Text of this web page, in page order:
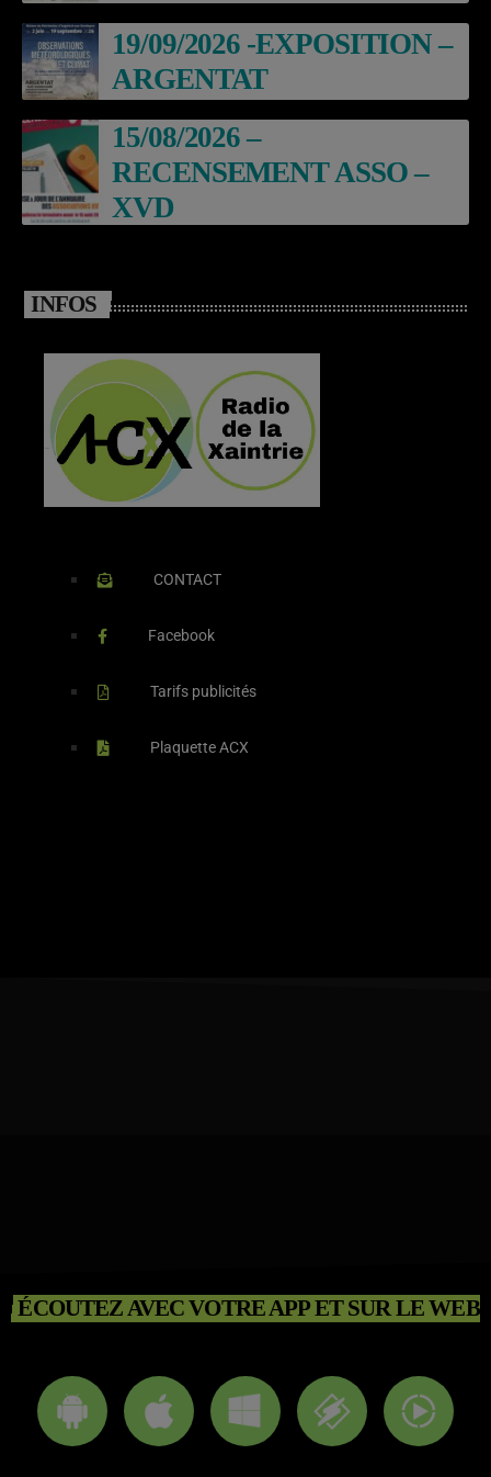
19/09/2026 -EXPOSITION –
ARGENTAT
15/08/2026 –
RECENSEMENT ASSO –
XVD
INFOS
CONTACT
Facebook
Tarifs publicités
Plaquette ACX
ÉCOUTEZ AVEC VOTRE APP ET SUR LE WEB